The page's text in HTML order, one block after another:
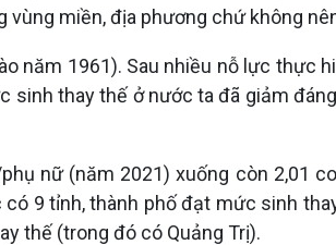
miền, địa phương chứ không
năm 1961). Sau nhiều nỗ lực
sinh thay thế ở nước ta đã giảm
nữ (năm 2021) xuống còn 2,01
9 tỉnh, thành phố đạt mức sinh
thế (trong đó có Quảng Trị).